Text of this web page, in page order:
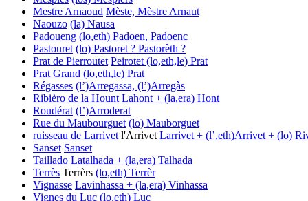
Mestre Arnaoud Mèste, Mèstre Arnaut
Naouzo (la) Nausa
Padoueng (lo,eth) Padoen, Padoenc
Pastouret (lo) Pastoret ? Pastorèth ?
Prat de Pierroutet Peirotet (lo,eth,le) Prat
Prat Grand (lo,eth,le) Prat
Régasses (l’)Arregassa, (l’)Arregàs
Ribièro de la Hount Lahont + (la,era) Hont
Roudérat (l’)Arroderat
Rue du Maubourguet (lo) Mauborguet
ruisseau de Larrivet l'Arrivet Larrivet + (l’,eth)Arrivet + (lo)
Sanset Sanset
Taillado Latalhada + (la,era) Talhada
Terrès Terrèrs (lo,eth) Terrèr
Vignasse Lavinhassa + (la,era) Vinhassa
Vignes du Luc (lo,eth) Luc